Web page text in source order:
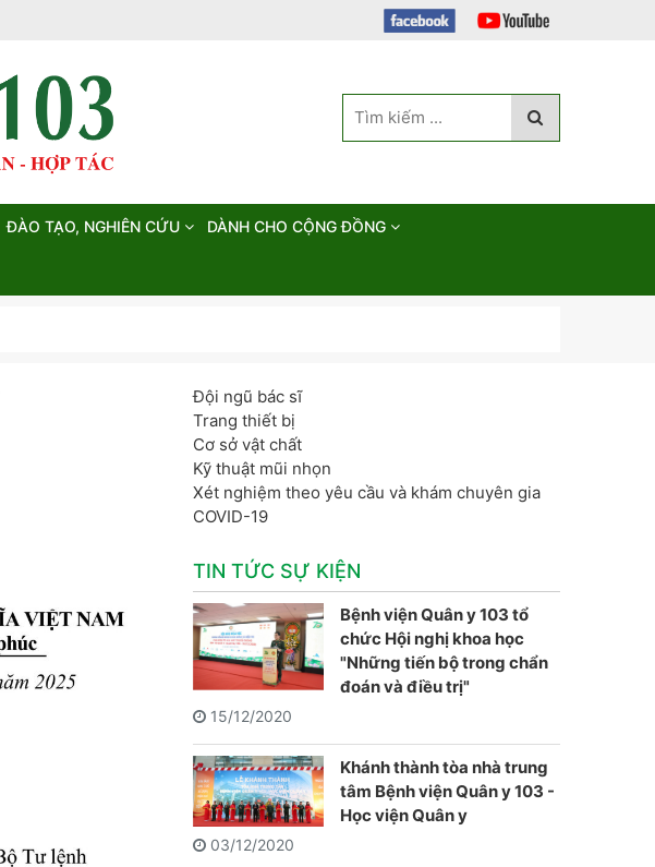
ĐÀO TẠO, NGHIÊN CỨU DÀNH CHO CỘNG ĐỒNG
Đội ngũ bác sĩ
Trang thiết bị
Cơ sở vật chất
Kỹ thuật mũi nhọn
Xét nghiệm theo yêu cầu và khám chuyên gia
COVID-19
TIN TỨC SỰ KIỆN
Bệnh viện Quân y 103 tổ
chức Hội nghị khoa học
"Những tiến bộ trong chẩn
đoán và điều trị"
15/12/2020
Khánh thành tòa nhà trung
tâm Bệnh viện Quân y 103 -
Học viện Quân y
03/12/2020